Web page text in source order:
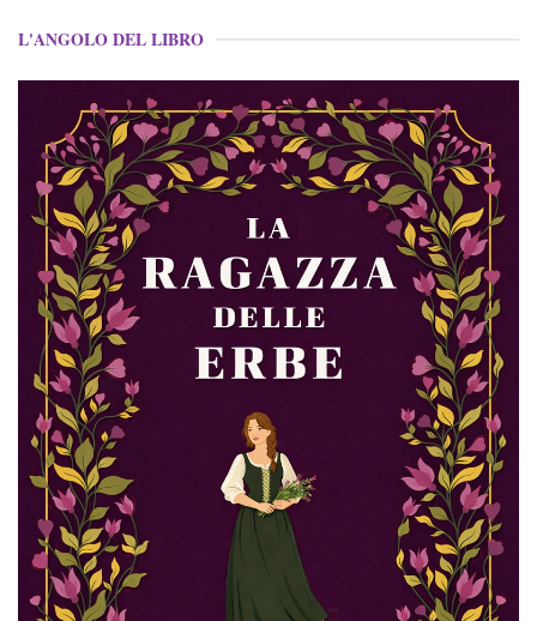
L'ANGOLO DEL LIBRO